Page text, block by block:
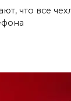
что все